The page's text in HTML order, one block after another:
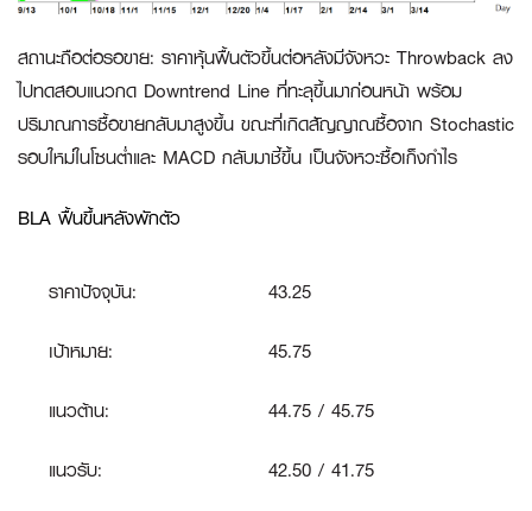
สถานะถือต่อรอขาย: ราคาหุ้นฟื้นตัวขึ้นต่อหลังมีจังหวะ Throwback ลง
ไปทดสอบแนวกด Downtrend Line ที่ทะลุขึ้นมาก่อนหน้า พร้อม
ปริมาณการซื้อขายกลับมาสูงขึ้น ขณะที่เกิดสัญญาณซื้อจาก Stochastic
รอบใหม่ในโซนต่ำและ MACD กลับมาชี้ขึ้น เป็นจังหวะซื้อเก็งกำไร
BLA ฟื้นขึ้นหลังพักตัว
ราคาปัจจุบัน:
43.25
เป้าหมาย:
45.75
แนวต้าน:
44.75 / 45.75
แนวรับ:
42.50 / 41.75